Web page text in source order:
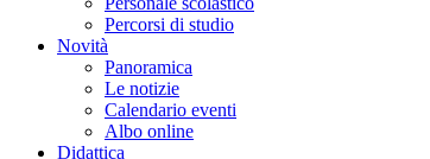
Percorsi di studio
Novità
Panoramica
Le notizie
Calendario eventi
Albo online
Didattica